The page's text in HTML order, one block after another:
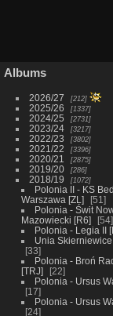
Albums
2026/27 212
2025/26 1337
2024/25 2731
2023/24 3217
2022/23 3802
2021/22 3396
2020/21 2875
2019/20 286
2018/19 1072
Polonia II - KS
Warszawa [ZL]
51
Polonia - Świt
Mazowiecki [R6]
54
Polonia - Legia II
Unia
33
Polonia - Broń
[TRJ]
22
Polonia - Ursus
17
Polonia - Ursus
24